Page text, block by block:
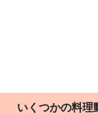
いくつかの料理